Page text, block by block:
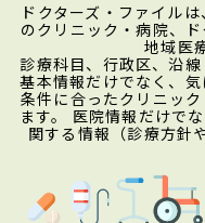
ドクターズ・ファイル
のクリニック・病院、
地域医
診療科目、行政区、沿
基本情報だけでなく、
条件に合ったクリニッ
ます。 医院情報だけで
関する情報（診療方針